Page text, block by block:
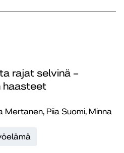
rajat selvinä –
haasteet
Mertanen, Piia Suomi, Minna